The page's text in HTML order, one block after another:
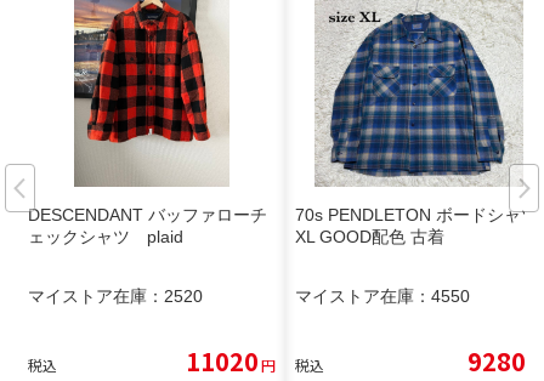
DESCENDANT バッファローチ
ェックシャツ plaid
マイストア在庫： 2520
税込 11020円
70s PENDLETON ボードシャツ
XL GOOD配色 古着
マイストア在庫： 4550
税込 9280